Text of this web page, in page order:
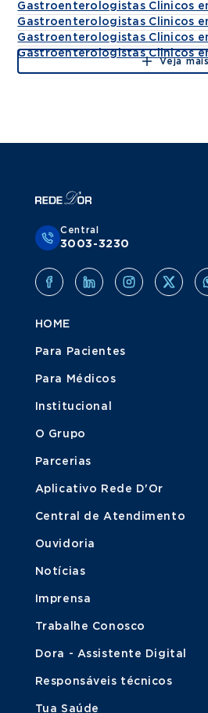
Gastroenterologistas Clinicos
Gastroenterologistas Clinicos
Gastroenterologistas Clinicos
Gastroenterologistas Clinicos
Veja
Central
3003-3230
HOME
Para Pacientes
Para Médicos
Institucional
O Grupo
Parcerias
Aplicativo Rede D'Or
Central de Atendimento
Ouvidoria
Notícias
Imprensa
Trabalhe Conosco
Dora - Assistente Digital
Responsáveis técnicos
Tua Saúde